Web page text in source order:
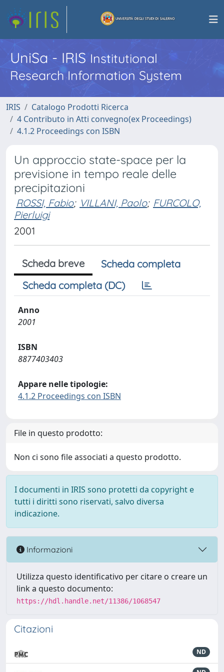
UniSa - IRISInstitutional
Research Information System
IRIS
Catalogo Prodotti Ricerca
4 Contributo in Atti convegno(ex Proceedings)
4.1.2 Proceedings con ISBN
Un approccio state-space per la
previsione in tempo reale delle
precipitazioni
ROSSI, Fabio; VILLANI, Paolo; FURCOLO,
Pierluigi
2001
Scheda breve
Scheda completa
Scheda completa (DC)
Anno
2001
ISBN
8877403403
Appare nelle tipologie:
4.1.2 Proceedings con ISBN
File in questo prodotto:
Non ci sono file associati a questo prodotto.
I documenti in IRIS sono protetti da copyright e
tutti i diritti sono riservati, salvo diversa
indicazione.
Informazioni
Utilizza questo identificativo per citare o creare un
link a questo documento:
https://hdl.handle.net/11386/1068547
Citazioni
ND